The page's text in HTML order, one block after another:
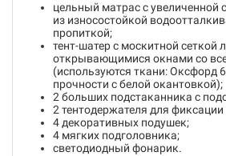
цельный матрас с увеличенной
из износостойкой
пропиткой;
тент-шатер с москитной сеткой
открывающимися окнами со
(используются ткани: Оксфорд
прочности с белой окантовкой);
2 больших подстаканника с
2 тентодержателя для
4 декоративных подушек;
4 мягких подголовника;
светодиодный фонарик.